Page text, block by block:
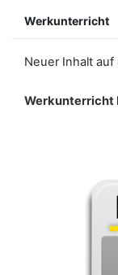
Werkunterricht
Neuer Inhalt
Werkunterricht